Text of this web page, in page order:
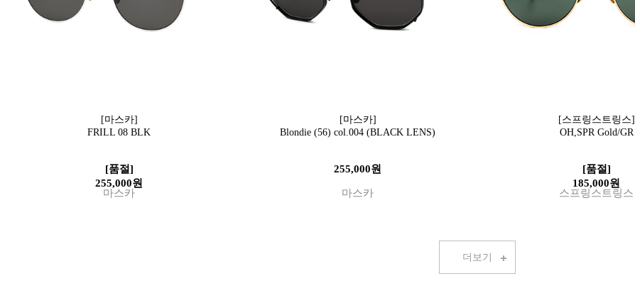
[마스카]
FRILL 08 BLK
[품절]
255,000원
마스카
[마스카]
Blondie (56) col.004 (BLACK LENS)
255,000원
마스카
[스프링스트링스]
OH,SPR Gold/GR
[품절]
185,000원
스프링스트링스
더보기